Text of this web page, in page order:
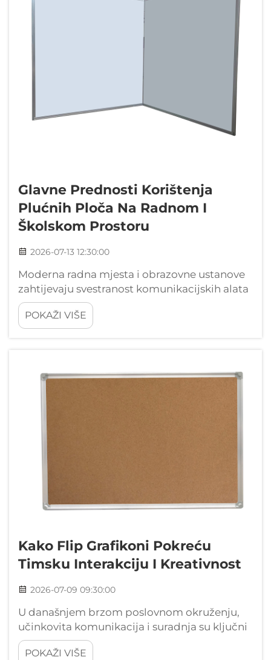
Glavne Prednosti Korištenja
Plućnih Ploča Na Radnom I
Školskom Prostoru
2026-07-13 12:30:00
Moderna radna mjesta i obrazovne ustanove
zahtijevaju svestranost komunikacijskih alata
koji se mogu prilagoditi promjenama
potreba uz održavanje profesionalne estetike.
Korčanska ploča predstavlja jedno od
POKAŽI VIŠE
Kako Flip Grafikoni Pokreću
Timsku Interakciju I Kreativnost
2026-07-09 09:30:00
U današnjem brzom poslovnom okruženju,
učinkovita komunikacija i suradnja su ključni
za uspjeh organizacije. Timovi u svim
industrijama stalno traže inovativne načine za
POKAŽI VIŠE